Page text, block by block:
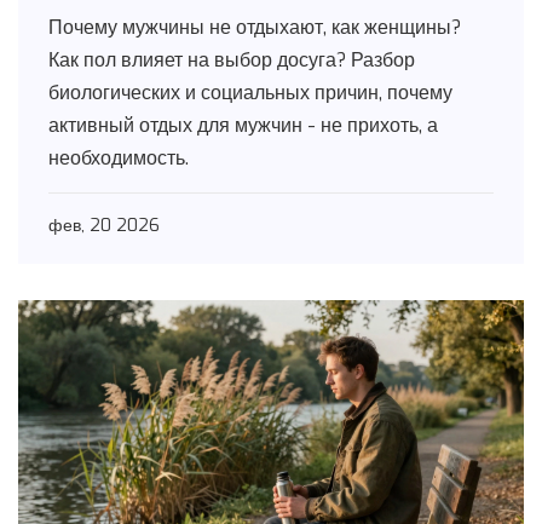
Почему мужчины не отдыхают, как женщины?
Как пол влияет на выбор досуга? Разбор
биологических и социальных причин, почему
активный отдых для мужчин - не прихоть, а
необходимость.
фев, 20 2026